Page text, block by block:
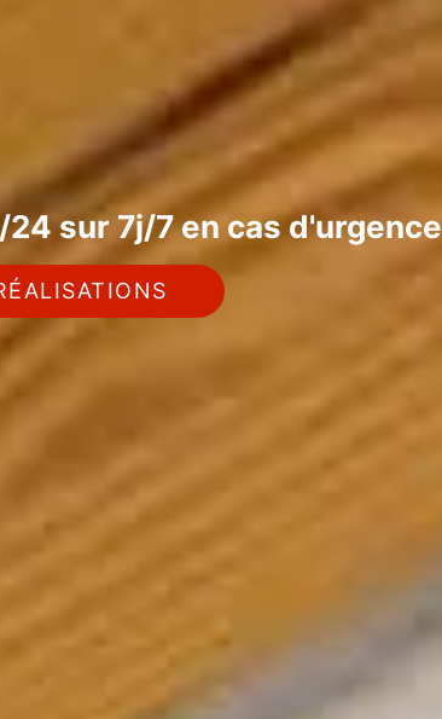
sur 7j/7 en cas d'urgence